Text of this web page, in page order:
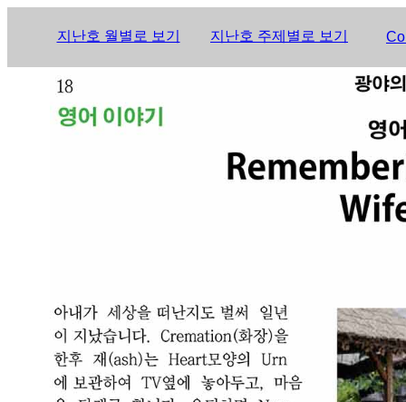
지난호 월별로 보기 지난호 주제별로 보기